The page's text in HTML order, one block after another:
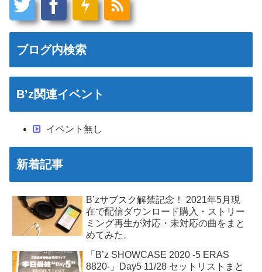
ブログ内検索
B’z関連イベント
イベント無し
新着記事
B’zサブスク解禁記念！ 2021年5月現
在で配信ダウンロード購入・ストリー
ミング再生が対応・未対応の曲をまと
めてみた。
「B’z SHOWCASE 2020 -5 ERAS
8820-」Day5 11/28 セットリストまと